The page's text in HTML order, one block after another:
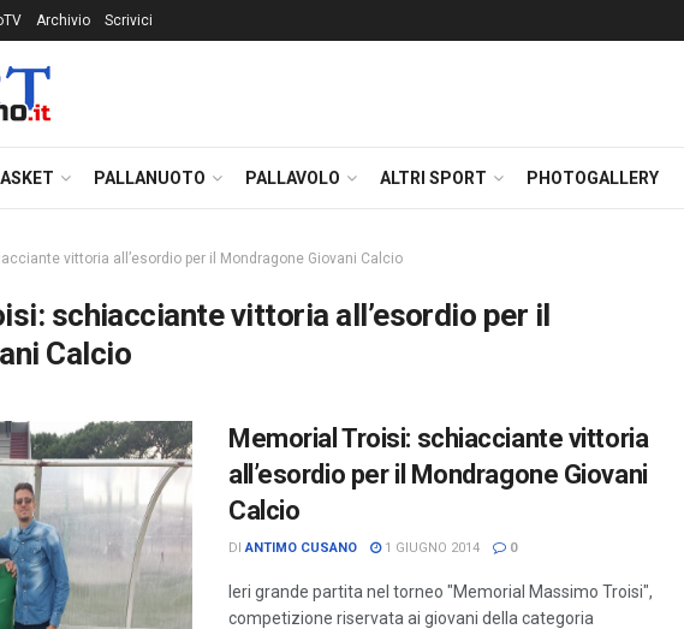
Archivio Scrivici
PALLANUOTO PALLAVOLO ALTRI SPORT PHOTOGALLERY
vittoria all’esordio per il Mondragone Giovani Calcio
schiacciante vittoria all’esordio per il
Calcio
Memorial Troisi: schiacciante vittoria
all’esordio per il Mondragone Giovani
Calcio
DI ANTIMO CUSANO 1 GIUGNO 2014 0
Ieri grande partita nel torneo "Memorial Massimo Troisi",
competizione riservata ai giovani della categoria